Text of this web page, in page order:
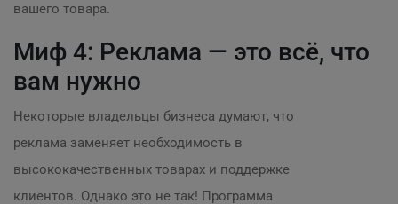
вашего товара.
Миф 4: Реклама — это всё, что
вам нужно
Некоторые владельцы бизнеса думают, что
реклама заменяет необходимость в
высококачественных товарах и поддержке
клиентов. Однако это не так! Программа